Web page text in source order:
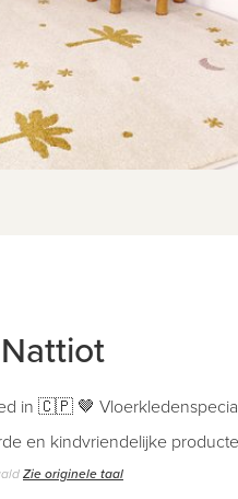
in 🇨🇵 🤎
en kindvriendelijke
Zie originele taal